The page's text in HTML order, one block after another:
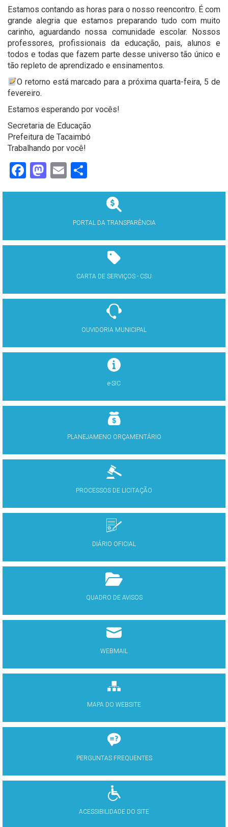
Estamos contando as horas para o nosso reencontro. É com
grande alegria que estamos preparando tudo com muito
carinho, aguardando nossa comunidade escolar. Nossos
professores, profissionais da educação, pais, alunos e
todos e todas que fazem parte desse universo tão único e
tão repleto de aprendizado e ensinamentos.
O retorno está marcado para a próxima quarta-feira, 5 de
fevereiro.
Estamos esperando por vocês!
Secretaria de Educação
Prefeitura de Tacaimbó
Trabalhando por você!
Facebook
Mastodon
Email
PORTAL DA TRANSPARÊNCIA
CARTA DE SERVIÇOS - CSU
OUVIDORIA MUNICIPAL
e-SIC
PLANEJAMENO ORÇAMENTÁRIO
PROCESSOS DE LICITAÇÃO
DIÁRIO OFICIAL
QUADRO DE AVISOS
WEBMAIL
MAPA DO WEBSITE
PERGUNTAS FREQUENTES
ACESSIBILIDADE DO SITE